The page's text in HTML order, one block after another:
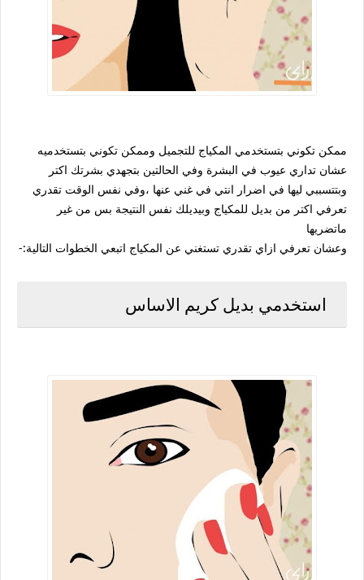
ممكن تكوني بتستخدمي المكياج للتجميل وممكن تكوني بتستخدميه
عشان تداري عيوب في البشرة وفي الحالتين بتجهدي بشرتك اكتر
وبتتسببي ليها في اضرار انتي في غني عنها ،وفي نفس الوقت تقدري
تعرفي اكتر من بديل للمكياج وبيديلك نفس النتيجة بس من غير
ماتضريها
وعشان تعرفي ازاي تقدري تستغني عن المكياج اتبعي الخطوات التالية:-
استخدمي بديل كريم الاساس